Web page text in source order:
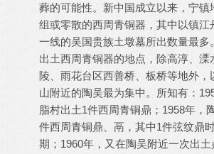
葬的可能性。新中国成立以来，宁镇
组或零散的西周青铜器，其中以镇江
一线的吴国贵族土墩墓所出数量最多
出土西周青铜器的地点，除高淳、溧
陵、雨花台区西善桥、板桥等地外
山附近的陶吴最为集中。所知有：
脂村出土1件西周青铜鼎；1958年，
件西周青铜鼎、鬲，其中1件弦纹鼎
期；1960年，又在陶吴附近一次出土